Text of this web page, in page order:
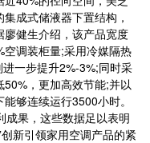
成式储液器下置结构，
健生介绍，该产品宽度
调装柜量;采用冷媒隔热
一步提升2%-3%;同时采
，更加高效节能;并以
够连续运行3500小时。
成果，这些数据足以表明
新引领家用空调产品的紧